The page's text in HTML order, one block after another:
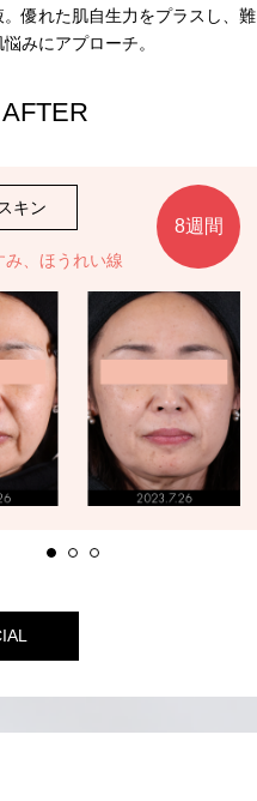
。優れた肌自生力をプラスし、難
みにアプローチ。
8週間
キン
み、ほうれい線